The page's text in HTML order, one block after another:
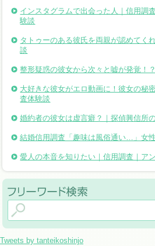
インスタグラムで出会った人｜信用調
験談
タトゥーのある彼氏を両親が認めてく
談
整形疑惑の彼女から次々と嘘が発覚！
大好きな彼女がエロ動画に！彼女の秘
査体験談
婚約者の彼女は虚言癖？｜探偵興信所
結婚信用調査「趣味は風俗通い…」女性
愛人の本音を知りたい｜信用調査｜ア
Tweets by tanteikoshinjo